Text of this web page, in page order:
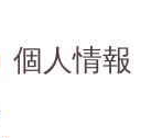
個人情報